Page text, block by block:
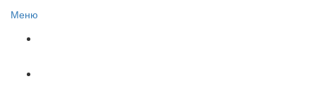
Меню